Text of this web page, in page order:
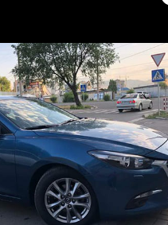
2016
год
выкуплен за 380000 руб